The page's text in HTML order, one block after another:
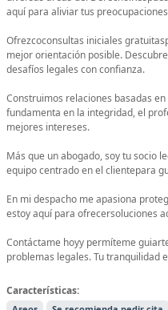
aquí para aliviar tus
Ofrezcoconsultas iniciales
mejor orientación posible.
desafíos legales con confianza.
Construimos relaciones basadas
fundamenta en la integridad, el
mejores intereses.
Más que un abogado, soy tu socio
equipo centrado en el clientepara
En mi despacho me apasiona
estoy aquí para ofrecersoluciones
Contáctame hoyy permíteme
problemas legales. Tu tranquilidad
Características: